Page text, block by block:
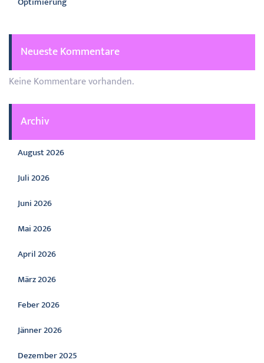
Neueste Kommentare
Keine Kommentare vorhanden.
Archiv
August 2026
Juli 2026
Juni 2026
Mai 2026
April 2026
März 2026
Feber 2026
Jänner 2026
Dezember 2025